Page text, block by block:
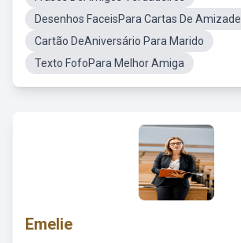
Desenhos FaceisPara Cartas De Amizade
Cartão DeAniversário Para Marido
Texto FofoPara Melhor Amiga
Emelie